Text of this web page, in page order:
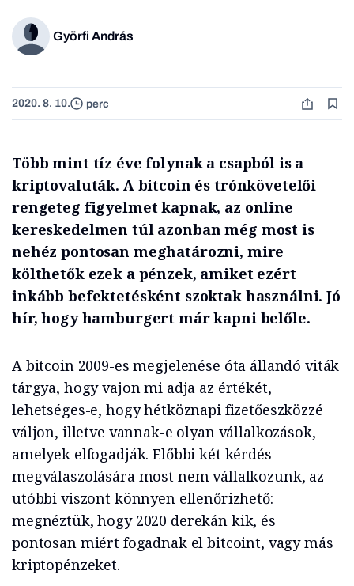
Györfi András
2020. 8. 10. perc
Több mint tíz éve folynak a csapból is a
kriptovaluták. A bitcoin és trónkövetelői
rengeteg figyelmet kapnak, az online
kereskedelmen túl azonban még most is
nehéz pontosan meghatározni, mire
költhetők ezek a pénzek, amiket ezért
inkább befektetésként szoktak használni. Jó
hír, hogy hamburgert már kapni belőle.
A bitcoin 2009-es megjelenése óta állandó viták
tárgya, hogy vajon mi adja az értékét,
lehetséges-e, hogy hétköznapi fizetőeszközzé
váljon, illetve vannak-e olyan vállalkozások,
amelyek elfogadják. Előbbi két kérdés
megválaszolására most nem vállalkozunk, az
utóbbi viszont könnyen ellenőrizhető:
megnéztük, hogy 2020 derekán kik, és
pontosan miért fogadnak el bitcoint, vagy más
kriptopénzeket.